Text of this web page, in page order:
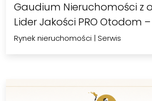
Gaudium Nieruchomości z
Lider Jakości PRO Otodom –
Rynek nieruchomości | Serwis